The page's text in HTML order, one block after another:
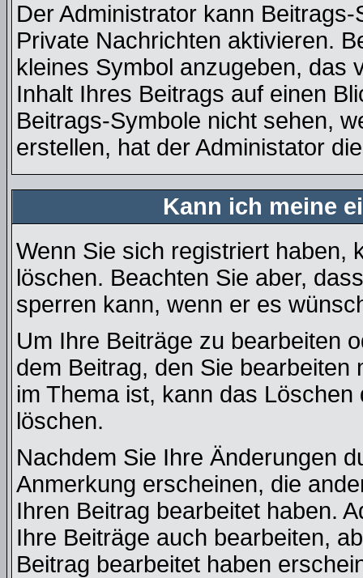
Der Administrator kann
Private Nachrichten aktivieren.
kleines Symbol anzugeben, das
Inhalt Ihres Beitrags auf einen
Beitrags-Symbole nicht sehen,
erstellen, hat der Administator
Kann ich meine
Wenn Sie sich registriert haben,
löschen. Beachten Sie aber,
sperren kann, wenn er es
Um Ihre Beiträge zu bearbeiten
dem Beitrag, den Sie
im Thema ist, kann das
löschen.
Nachdem Sie Ihre Änderungen
Anmerkung erscheinen, die
Ihren Beitrag bearbeitet haben.
Ihre Beiträge auch bearbeiten,
Beitrag bearbeitet haben